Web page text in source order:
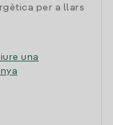
per a llars
una